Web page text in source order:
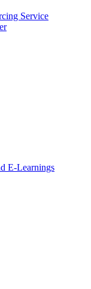
Service
E-Learnings